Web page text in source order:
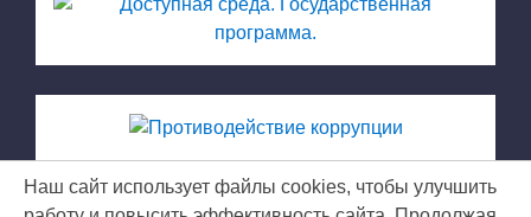
Наш сайт использует файлы cookies, чтобы улучшить